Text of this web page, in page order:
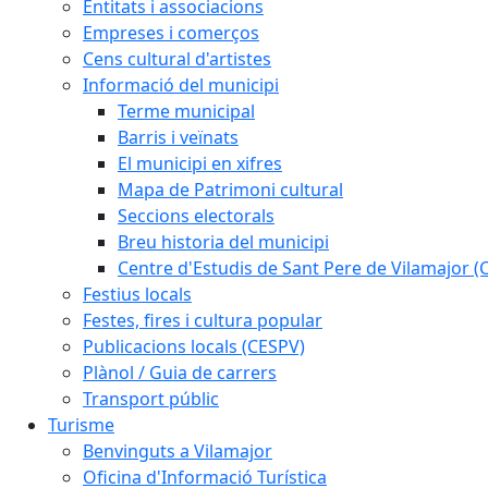
Entitats i associacions
Empreses i comerços
Cens cultural d'artistes
Informació del municipi
Terme municipal
Barris i veïnats
El municipi en xifres
Mapa de Patrimoni cultural
Seccions electorals
Breu historia del municipi
Centre d'Estudis de Sant Pere de Vilamajor
Festius locals
Festes, fires i cultura popular
Publicacions locals (CESPV)
Plànol / Guia de carrers
Transport públic
Turisme
Benvinguts a Vilamajor
Oficina d'Informació Turística